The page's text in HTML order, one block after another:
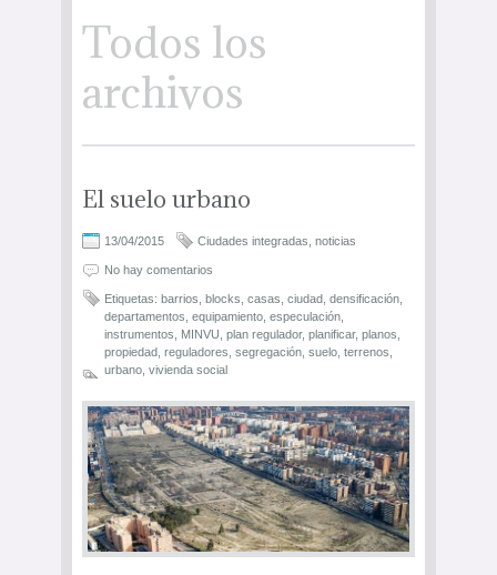
Todos los
archivos
El suelo urbano
13/04/2015 Ciudades integradas noticias
No hay comentarios
Etiquetas: barrios blocks casas ciudad densificación
departamentos equipamiento especulación
instrumentos
MINVU plan regulador, planificar, planos
propiedad reguladores segregación suelo terrenos
urbano vivienda social